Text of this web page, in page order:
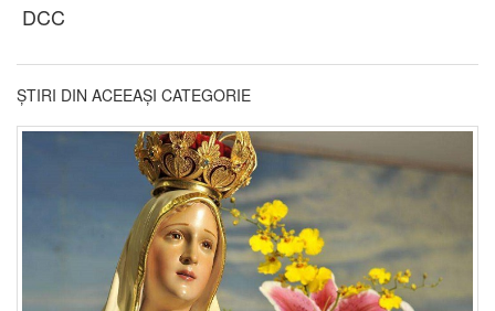
DCC
ȘTIRI DIN ACEEAȘI CATEGORIE